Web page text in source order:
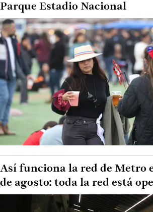
Parque Estadio Nacional
Así funciona la red de Metro
de agosto: toda la red está